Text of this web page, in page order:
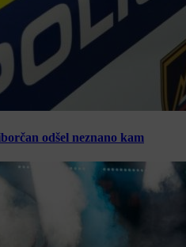
odšel neznano kam